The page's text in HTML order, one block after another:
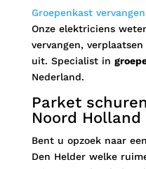
Groepenkast vervangen
Onze elektriciens
vervangen,
uit. Specialist in
Nederland.
Parket
Noord Holland
Bent u opzoek naar
Den Helder welke